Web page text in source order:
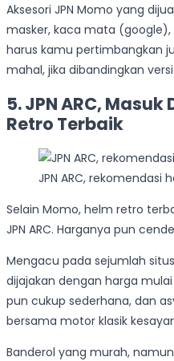
Aksesori JPN Momo yang
masker, kaca mata
harus kamu pertimbangkan
mahal, jika dibandingkan
5. JPN ARC,
Retro Terbaik
JPN ARC, rekomendasi
Selain Momo, helm retro
JPN ARC. Harganya pun
Mengacu pada sejumlah
dijajakan dengan harga mulai
pun cukup sederhana, dan
bersama motor klasik
Banderol yang murah,